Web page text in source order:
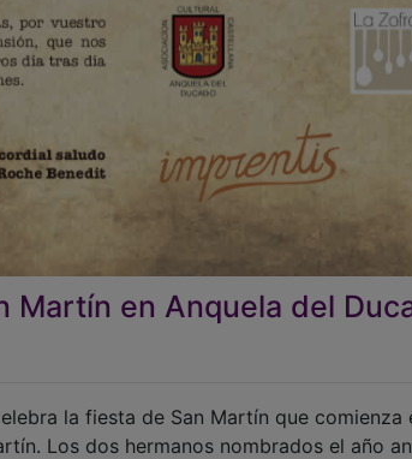
Martín en Anquela del
la fiesta de San Martín que
Los dos hermanos nombrados el año